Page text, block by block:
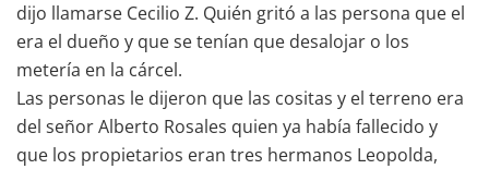
dijo llamarse Cecilio Z. Quién gritó a las persona que el
era el dueño y que se tenían que desalojar o los
metería en la cárcel.
Las personas le dijeron que las cositas y el terreno era
del señor Alberto Rosales quien ya había fallecido y
que los propietarios eran tres hermanos Leopolda,